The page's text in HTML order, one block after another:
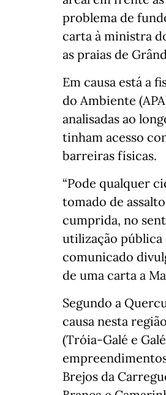
problema de
carta à ministra
as praias de
Em causa está a
do Ambiente
analisadas ao
tinham acesso
barreiras físicas.
“Pode qualquer
tomado de
cumprida, no
utilização pública
comunicado
de uma carta a
Segundo a
causa nesta
(Tróia-Galé e
Brejos da